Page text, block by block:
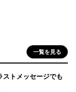
一覧を見る
トメッセージでも